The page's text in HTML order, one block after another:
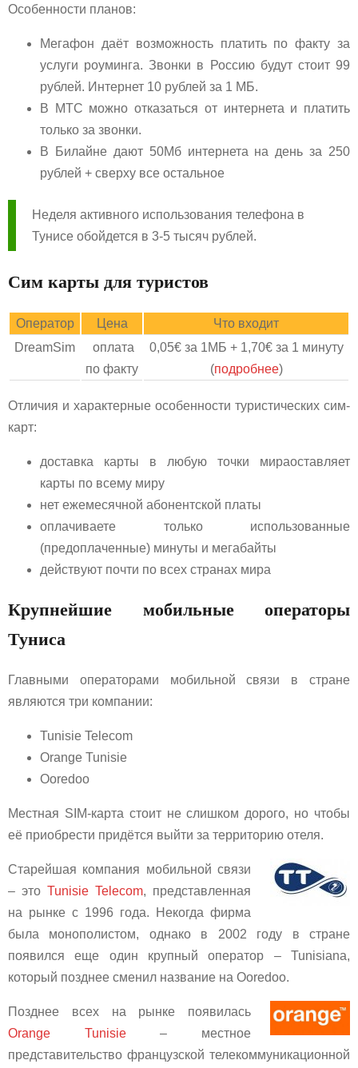
Особенности планов:
Мегафон даёт возможность платить по факту за
услуги роуминга. Звонки в Россию будут стоит 99
рублей. Интернет 10 рублей за 1 МБ.
В МТС можно отказаться от интернета и платить
только за звонки.
В Билайне дают 50Мб интернета на день за 250
рублей + сверху все остальное
Неделя активного использования телефона в
Тунисе обойдется в 3-5 тысяч рублей.
Сим карты для туристов
Оператор Цена
Что входит
DreamSim
оплата
по факту
0,05€ за 1МБ + 1,70€ за 1 минуту
(подробнее)
Отличия и характерные особенности туристических сим-
карт:
доставка карты в любую точки мираоставляет
карты по всему миру
нет ежемесячной абонентской платы
оплачиваете только использованные
(предоплаченные) минуты и мегабайты
действуют почти по всех странах мира
Крупнейшие мобильные операторы
Туниса
Главными операторами мобильной связи в стране
являются три компании:
Tunisie Telecom
Orange Tunisie
Ooredoo
Местная SIM-карта стоит не слишком дорого, но чтобы
её приобрести придётся выйти за территорию отеля.
Старейшая компания мобильной связи
– это Tunisie Telecom, представленная
на рынке с 1996 года. Некогда фирма
была монополистом, однако в 2002 году в стране
появился еще один крупный оператор – Tunisiana,
который позднее сменил название на Ooredoo.
Позднее всех на рынке появилась
Orange Tunisie– местное
представительство французской телекоммуникационной